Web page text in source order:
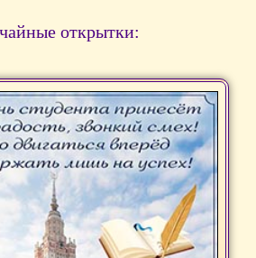
открытки: